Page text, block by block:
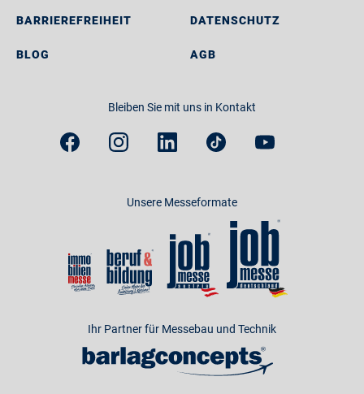
BARRIEREFREIHEIT
BLOG
DATENSCHUTZ
AGB
Bleiben Sie mit uns in Kontakt
Unsere Messeformate
Ihr Partner für Messebau und Technik